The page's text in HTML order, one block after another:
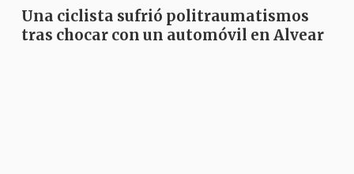
Una ciclista sufrió politraumatismos
tras chocar con un automóvil en Alvear